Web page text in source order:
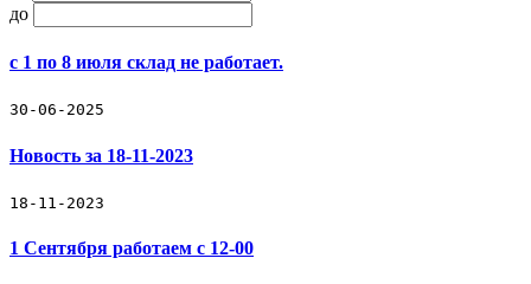
до
с 1 по 8 июля склад не работает.
30-06-2025
Новость за 18-11-2023
18-11-2023
1 Сентября работаем с 12-00